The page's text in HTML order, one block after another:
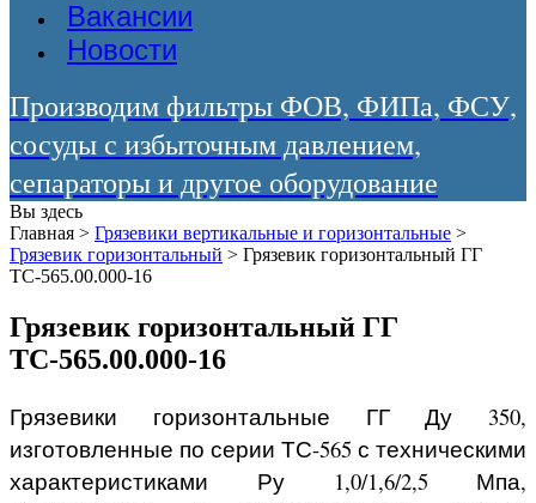
Вакансии
Новости
Производим фильтры ФОВ, ФИПа, ФСУ,
сосуды с избыточным давлением,
сепараторы и другое оборудование
Вы здесь
Главная > Грязевики вертикальные и горизонтальные >
Грязевик горизонтальный > Грязевик горизонтальный ГГ
ТС-565.00.000-16
Грязевик горизонтальный ГГ
ТС-565.00.000-16
Грязевики горизонтальные ГГ Ду 350,
изготовленные по серии ТС-565 с техническими
характеристиками Ру 1,0/1,6/2,5 Мпа,